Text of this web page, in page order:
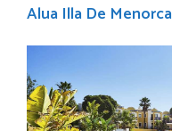
Alua Illa De Menorca